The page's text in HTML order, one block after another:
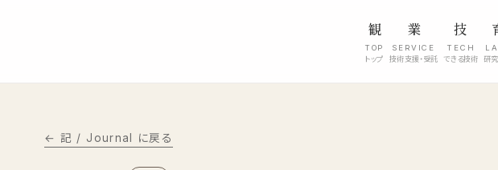
観
TOP
トップ
業
SERVICE
技術支援・受託
技
TECH
できる技術
研
← 記 / Journal に戻る